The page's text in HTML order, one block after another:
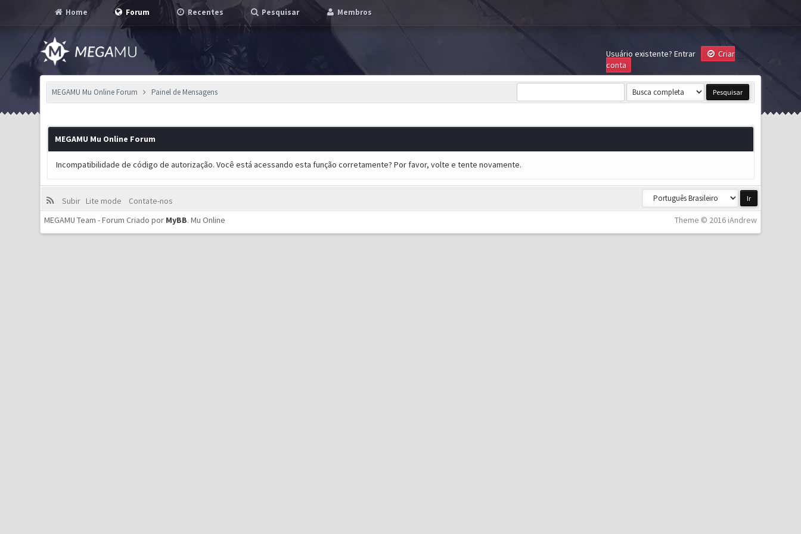
Home Forum Recentes Pesquisar Membros
Usuário existente? Entrar
Criar
conta
MEGAMU Mu Online Forum Painel de Mensagens
MEGAMU Mu Online Forum
Incompatibilidade de código de autorização. Você está acessando esta função corretamente? Por favor, volte e tente novamente.
Subir Lite mode
Contate-nos
Theme © 2016 iAndrew
MEGAMU Team - Forum Criado por MyBB.Mu Online